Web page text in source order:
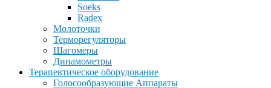
Soeks
Radex
Молоточки
Терморегуляторы
Шагомеры
Динамометры
Терапевтическое оборудование
Голосообразующие Аппараты